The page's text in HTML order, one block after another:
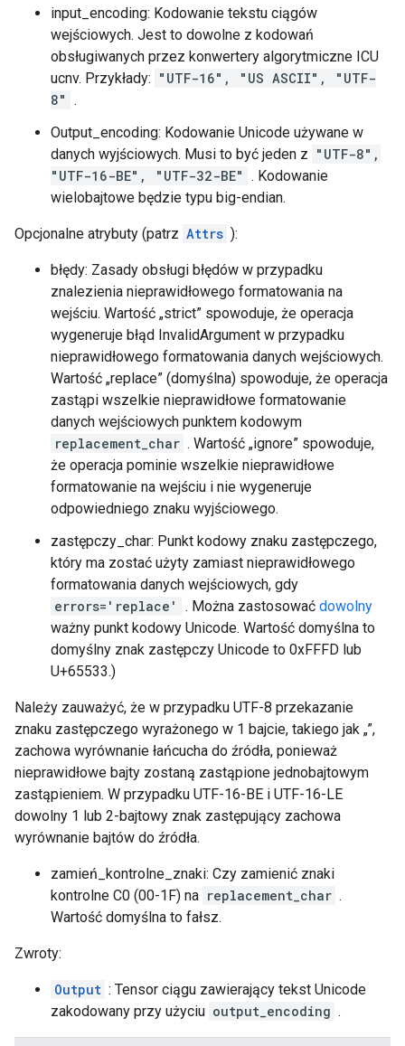
input_encoding: Kodowanie tekstu ciągów
wejściowych. Jest to dowolne z kodowań
obsługiwanych przez konwertery algorytmiczne ICU
ucnv. Przykłady: "UTF-16", "US ASCII", "UTF-
8" .
Output_encoding: Kodowanie Unicode używane w
danych wyjściowych. Musi to być jeden z "UTF-8",
"UTF-16-BE", "UTF-32-BE" . Kodowanie
wielobajtowe będzie typu big-endian.
Opcjonalne atrybuty (patrz Attrs ):
błędy: Zasady obsługi błędów w przypadku
znalezienia nieprawidłowego formatowania na
wejściu. Wartość „strict” spowoduje, że operacja
wygeneruje błąd InvalidArgument w przypadku
nieprawidłowego formatowania danych wejściowych.
Wartość „replace” (domyślna) spowoduje, że operacja
zastąpi wszelkie nieprawidłowe formatowanie
danych wejściowych punktem kodowym
replacement_char . Wartość „ignore” spowoduje,
że operacja pominie wszelkie nieprawidłowe
formatowanie na wejściu i nie wygeneruje
odpowiedniego znaku wyjściowego.
zastępczy_char: Punkt kodowy znaku zastępczego,
który ma zostać użyty zamiast nieprawidłowego
formatowania danych wejściowych, gdy
errors='replace'
. Można zastosować dowolny
ważny punkt kodowy Unicode. Wartość domyślna to
domyślny znak zastępczy Unicode to 0xFFFD lub
U+65533.)
Należy zauważyć, że w przypadku UTF-8 przekazanie
znaku zastępczego wyrażonego w 1 bajcie, takiego jak „”,
zachowa wyrównanie łańcucha do źródła, ponieważ
nieprawidłowe bajty zostaną zastąpione jednobajtowym
zastąpieniem. W przypadku UTF-16-BE i UTF-16-LE
dowolny 1 lub 2-bajtowy znak zastępujący zachowa
wyrównanie bajtów do źródła.
zamień_kontrolne_znaki: Czy zamienić znaki
kontrolne C0 (00-1F) na replacement_char .
Wartość domyślna to fałsz.
Zwroty:
Output : Tensor ciągu zawierający tekst Unicode
zakodowany przy użyciu output_encoding .